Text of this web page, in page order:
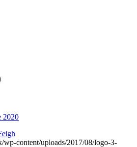
2020
wp-content/uploads/2017/08/logo-3-